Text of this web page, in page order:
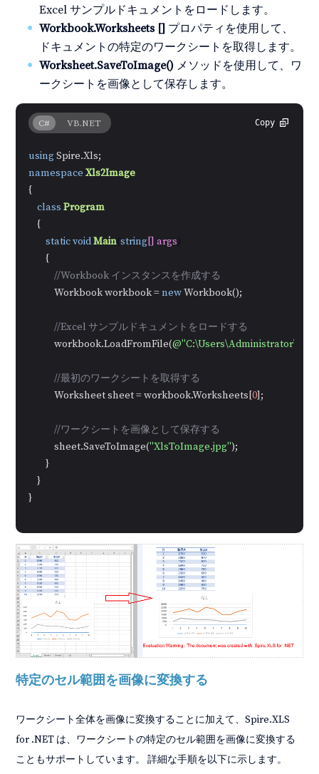
Excel サンプルドキュメントをロードします。
Workbook.Worksheets [] プロパティを使用して、
ドキュメントの特定のワークシートを取得します。
Worksheet.SaveToImage() メソッドを使用して、ワ
ークシートを画像として保存します。
C# VB.NET Copy
using
namespace Xls2Image
{
class Program
    {
staticvoidMain(string[] args)
        {
//Workbook インスタンスを作成する
            Workbook workbook =
new Workbook();
//Excel サンプルドキュメントをロードする
            workbook.LoadFromFile(
//最初のワークシートを取得する
            Worksheet sheet = workbook.Worksheets[
0];
//ワークシートを画像として保存する
            sheet.SaveToImage(
"XlsToImage.jpg");
        }
    }
}
特定のセル範囲を画像に変換する
ワークシート全体を画像に変換することに加えて、Spire.XLS
for .NET は、ワークシートの特定のセル範囲を画像に変換する
こともサポートしています。 詳細な手順を以下に示します。